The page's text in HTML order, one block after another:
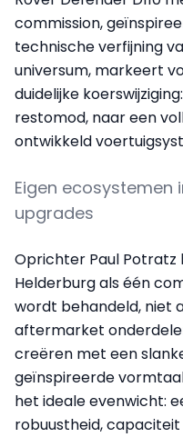
commission,
technische verfijning
universum, markeert
duidelijke
restomod, naar een
ontwikkeld
Eigen ecosystemen
upgrades
Oprichter Paul
Helderburg als één
wordt behandeld, niet
aftermarket
creëren met een
geïnspireerde
het ideale evenwicht:
robuustheid, capaciteit